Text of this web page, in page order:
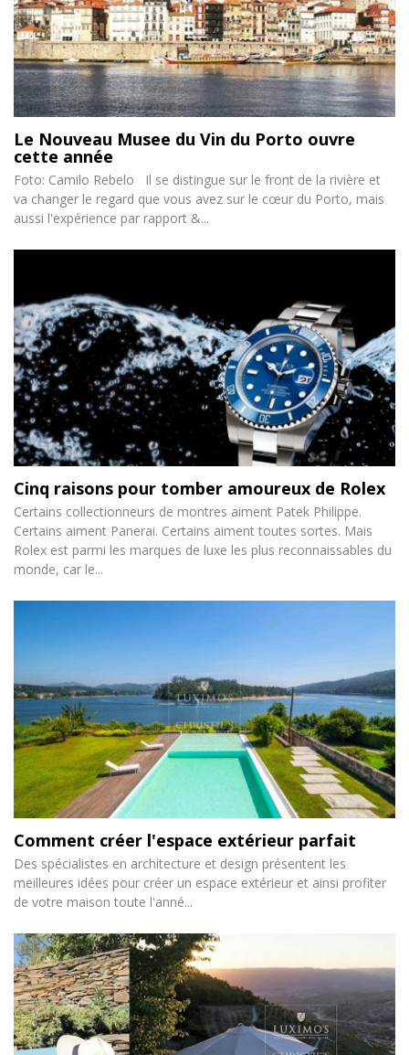
Le Nouveau Musee du Vin du Porto ouvre
cette année
Foto: Camilo Rebelo Il se distingue sur le front de la rivière et
va changer le regard que vous avez sur le cœur du Porto, mais
aussi l'expérience par rapport &...
Cinq raisons pour tomber amoureux de Rolex
Certains collectionneurs de montres aiment Patek Philippe.
Certains aiment Panerai. Certains aiment toutes sortes. Mais
Rolex est parmi les marques de luxe les plus reconnaissables du
monde, car le...
Comment créer l'espace extérieur parfait
Des spécialistes en architecture et design présentent les
meilleures idées pour créer un espace extérieur et ainsi profiter
de votre maison toute l'anné...